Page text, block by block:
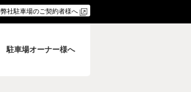
弊社駐車場のご契約者様へ
駐車場オーナー様へ